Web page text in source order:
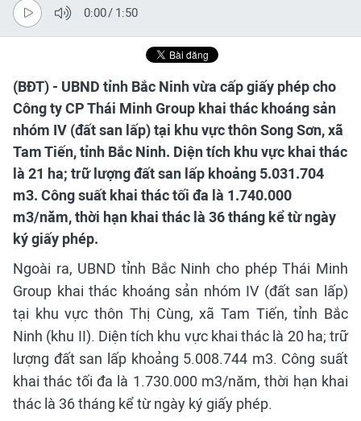
0:00/ 1:50
(BĐT) - UBND tỉnh Bắc Ninh vừa cấp giấy phép cho
Công ty CP Thái Minh Group khai thác khoáng sản
nhóm IV (đất san lấp) tại khu vực thôn Song Sơn, xã
Tam Tiến, tỉnh Bắc Ninh. Diện tích khu vực khai thác
là 21 ha; trữ lượng đất san lấp khoảng 5.031.704
m3. Công suất khai thác tối đa là 1.740.000
m3/năm, thời hạn khai thác là 36 tháng kể từ ngày
ký giấy phép.
Ngoài ra, UBND tỉnh Bắc Ninh cho phép Thái Minh
Group khai thác khoáng sản nhóm IV (đất san lấp)
tại khu vực thôn Thị Cùng, xã Tam Tiến, tỉnh Bắc
Ninh (khu II). Diện tích khu vực khai thác là 20 ha; trữ
lượng đất san lấp khoảng 5.008.744 m3. Công suất
khai thác tối đa là 1.730.000 m3/năm, thời hạn khai
thác là 36 tháng kể từ ngày ký giấy phép.